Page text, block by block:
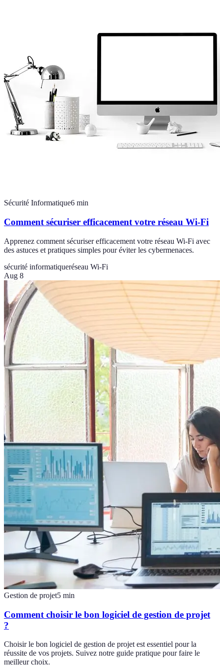
Sécurité Informatique6 min
Comment sécuriser efficacement votre réseau Wi-Fi
Apprenez comment sécuriser efficacement votre réseau Wi-Fi avec
des astuces et pratiques simples pour éviter les cybermenaces.
sécurité informatiqueréseau Wi-Fi
Aug 8
Gestion de projet5 min
Comment choisir le bon logiciel de gestion de projet
?
Choisir le bon logiciel de gestion de projet est essentiel pour la
réussite de vos projets. Suivez notre guide pratique pour faire le
meilleur choix.